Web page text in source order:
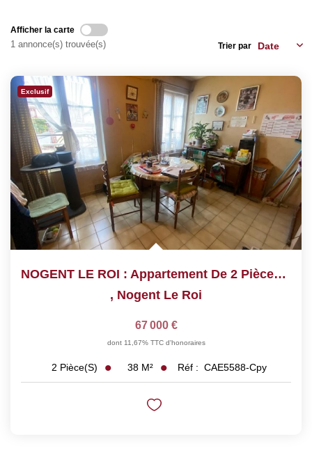
Afficher la carte
1 annonce(s) trouvée(s) Trier par
Exclusif
NOGENT LE ROI : Appartement De 2 Pièces De 35 M²
, Nogent Le Roi
67 000 €
dont 11,67% TTC d'honoraires
2 Pièce(s) 38 M² Réf : CAE5588-Cpy